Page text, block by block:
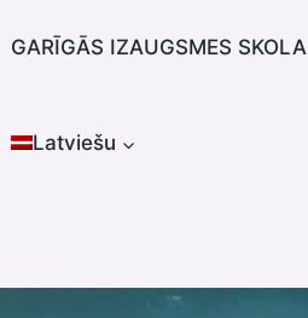
GARĪGĀS IZAUGSMES SKOLA
Latviešu